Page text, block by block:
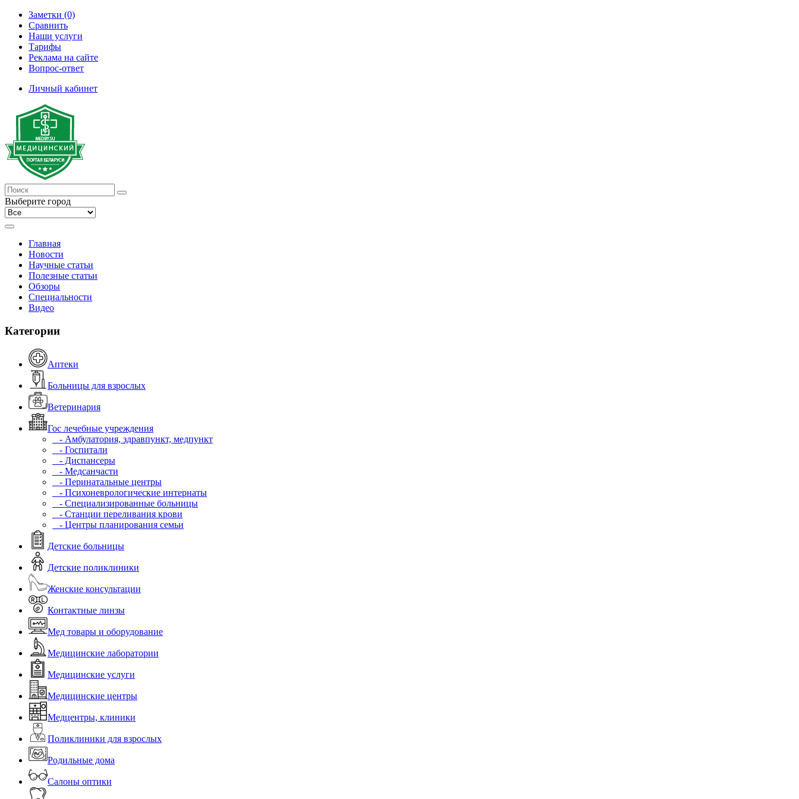
Заметки (0)
Сравнить
Наши услуги
Тарифы
Реклама на сайте
Вопрос-ответ
Личный кабинет
Выберите город
Главная
Новости
Научные статьи
Полезные статьи
Обзоры
Специальности
Видео
Категории
Аптеки
Больницы для взрослых
Ветеринария
Гос лечебные учреждения
- Амбулатория, здравпункт, медпункт
- Госпитали
- Диспансеры
- Медсанчасти
- Перинатальные центры
- Психоневрологические интернаты
- Специализированные больницы
- Станции переливания крови
- Центры планирования семьи
Детские больницы
Детские поликлиники
Женские консультации
Контактные линзы
Мед товары и оборудование
Медицинские лаборатории
Медицинские услуги
Медицинские центры
Медцентры, клиники
Поликлиники для взрослых
Родильные дома
Салоны оптики